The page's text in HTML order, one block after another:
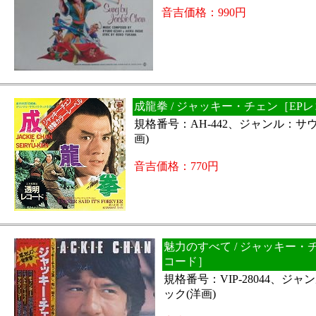
音吉価格：990円
成龍拳 / ジャッキー・チェン［EP
規格番号：AH-442、ジャンル：サ
画)
音吉価格：770円
魅力のすべて / ジャッキー・
コード］
規格番号：VIP-28044、ジャ
ック(洋画)